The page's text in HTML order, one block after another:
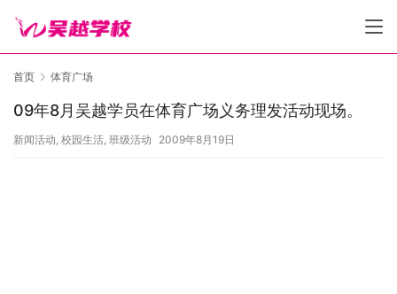
首页 体育广场
09年8月吴越学员在体育广场义务理发活动现场。
新闻活动 校园生活 班级活动 2009年8月19日